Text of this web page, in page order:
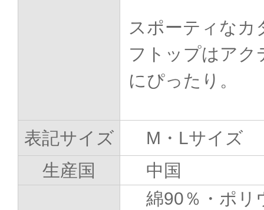
スポーティなカ
フトップはアク
にぴったり。
表記サイズ
M・Lサイズ
生産国
中国
綿90％・ポリ